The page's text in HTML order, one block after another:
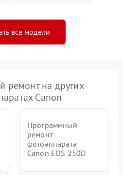
все модели
ремонт на других
Canon
Программный
ремонт
фотоаппарата
Canon EOS 250D